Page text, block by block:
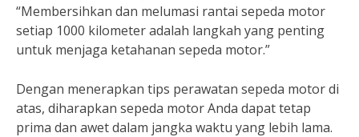
“Membersihkan dan melumasi rantai sepeda motor
setiap 1000 kilometer adalah langkah yang penting
untuk menjaga ketahanan sepeda motor.”
Dengan menerapkan tips perawatan sepeda motor di
atas, diharapkan sepeda motor Anda dapat tetap
prima dan awet dalam jangka waktu yang lebih lama.